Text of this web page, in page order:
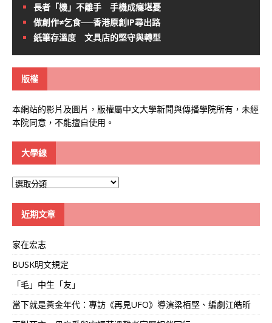
長者「機」不離手 手機成癮堪憂
做創作≠乞食──香港原創IP尋出路
紙筆存溫度 文具店的堅守與轉型
版權
本網站的影片及圖片，版權屬中文大學新聞與傳播學院所有，未經
本院同意，不能擅自使用。
大學線
大
近期文章
家在宏志
BUSK明文規定
「毛」中生「友」
當下就是黃金年代：專訪《再見UFO》導演梁栢堅、編劇江皓昕